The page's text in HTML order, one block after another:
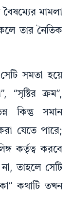
মামলা
তার নৈতিক
সমতা হয়ে
“সৃষ্টির ক্রম”,
কিন্তু সমান
যেতে পারে;
কর্তৃত্ব করবে
তাহলে সেটি
কথাটি তখন